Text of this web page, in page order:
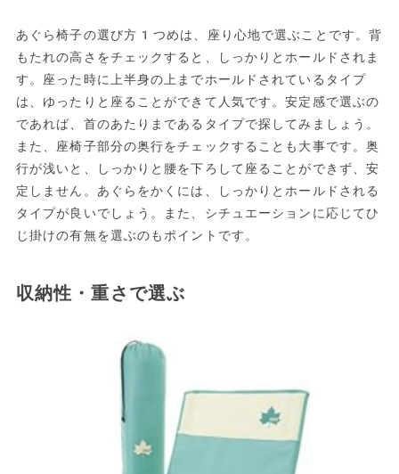
あぐら椅子の選び方1つめは、座り心地で選ぶことです。背
もたれの高さをチェックすると、しっかりとホールドされま
す。座った時に上半身の上までホールドされているタイプ
は、ゆったりと座ることができて人気です。安定感で選ぶの
であれば、首のあたりまであるタイプで探してみましょう。
また、座椅子部分の奥行をチェックすることも大事です。奥
行が浅いと、しっかりと腰を下ろして座ることができず、安
定しません。あぐらをかくには、しっかりとホールドされる
タイプが良いでしょう。また、シチュエーションに応じてひ
じ掛けの有無を選ぶのもポイントです。
収納性・重さで選ぶ